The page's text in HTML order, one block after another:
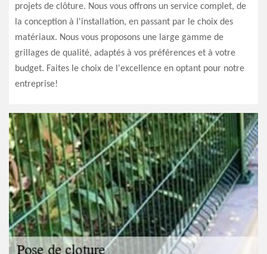
projets de clôture. Nous vous offrons un service complet, de
la conception à l'installation, en passant par le choix des
matériaux. Nous vous proposons une large gamme de
grillages de qualité, adaptés à vos préférences et à votre
budget. Faites le choix de l'excellence en optant pour notre
entreprise!